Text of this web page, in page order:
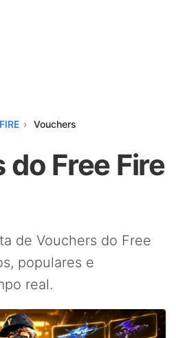
Vouchers
Free Fire
de Vouchers do Free
populares e
real.